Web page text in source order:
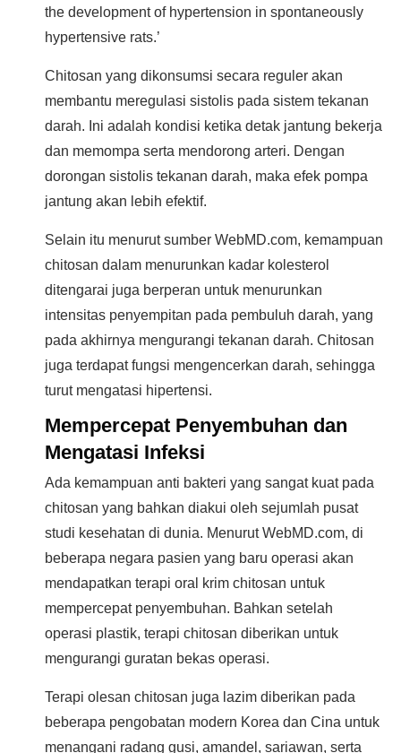
the development of hypertension in spontaneously
hypertensive rats.’
Chitosan yang dikonsumsi secara reguler akan
membantu meregulasi sistolis pada sistem tekanan
darah. Ini adalah kondisi ketika detak jantung bekerja
dan memompa serta mendorong arteri. Dengan
dorongan sistolis tekanan darah, maka efek pompa
jantung akan lebih efektif.
Selain itu menurut sumber WebMD.com, kemampuan
chitosan dalam menurunkan kadar kolesterol
ditengarai juga berperan untuk menurunkan
intensitas penyempitan pada pembuluh darah, yang
pada akhirnya mengurangi tekanan darah. Chitosan
juga terdapat fungsi mengencerkan darah, sehingga
turut mengatasi hipertensi.
Mempercepat Penyembuhan dan
Mengatasi Infeksi
Ada kemampuan anti bakteri yang sangat kuat pada
chitosan yang bahkan diakui oleh sejumlah pusat
studi kesehatan di dunia. Menurut WebMD.com, di
beberapa negara pasien yang baru operasi akan
mendapatkan terapi oral krim chitosan untuk
mempercepat penyembuhan. Bahkan setelah
operasi plastik, terapi chitosan diberikan untuk
mengurangi guratan bekas operasi.
Terapi olesan chitosan juga lazim diberikan pada
beberapa pengobatan modern Korea dan Cina untuk
menangani radang gusi, amandel, sariawan, serta